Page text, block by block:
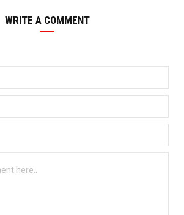
WRITE A COMMENT